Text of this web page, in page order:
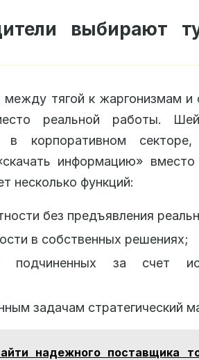
выбирают
между тягой к жаргонизмам и
реальной работы.
в корпоративном
информацию» вместо
несколько функций:
без предъявления
в собственных решениях;
подчиненных за счет
задачам стратегический
надежного поставщика